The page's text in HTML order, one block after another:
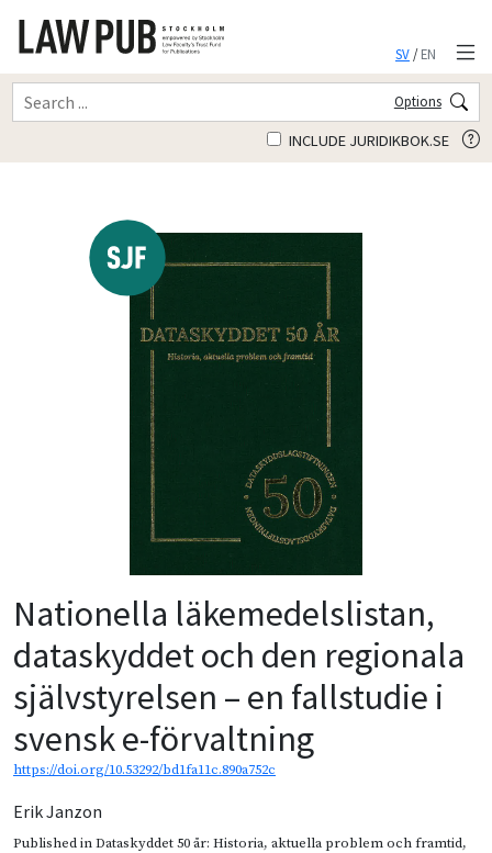
SV/EN
Options
INCLUDE JURIDIKBOK.SE
Nationella läkemedelslistan,
dataskyddet och den regionala
självstyrelsen – en fallstudie i
svensk e-förvaltning
https://doi.org/10.53292/bd1fa11c.890a752c
Erik Janzon
Published inDataskyddet 50 år: Historia, aktuella problem och framtid,